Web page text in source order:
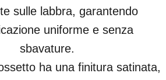
sulle labbra, garantendo
uniforme e senza
sbavature.
ha una finitura satinata,